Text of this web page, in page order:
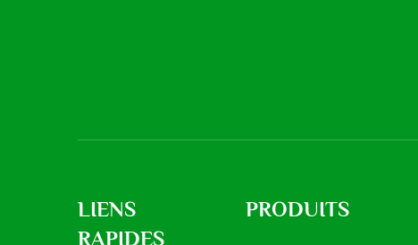
LIENS
RAPIDES
PRODUITS